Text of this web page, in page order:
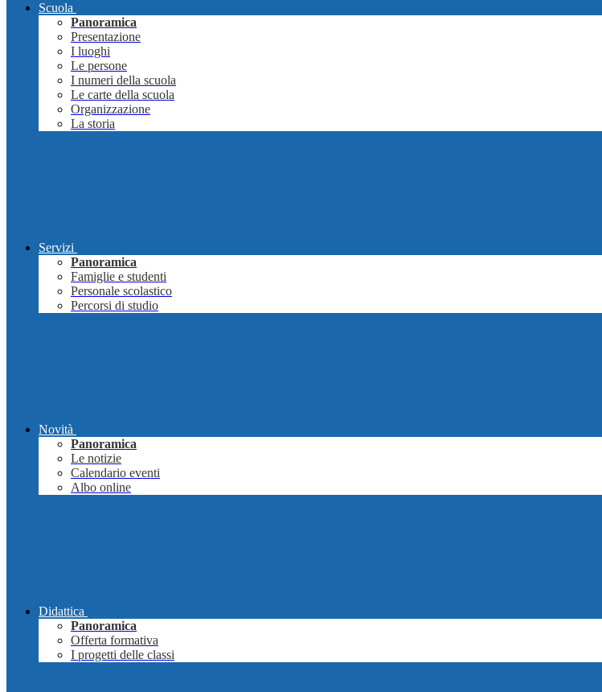
Scuola
Panoramica
Presentazione
I luoghi
Le persone
I numeri della scuola
Le carte della scuola
Organizzazione
La storia
Servizi
Panoramica
Famiglie e studenti
Personale scolastico
Percorsi di studio
Novità
Panoramica
Le notizie
Calendario eventi
Albo online
Didattica
Panoramica
Offerta formativa
I progetti delle classi